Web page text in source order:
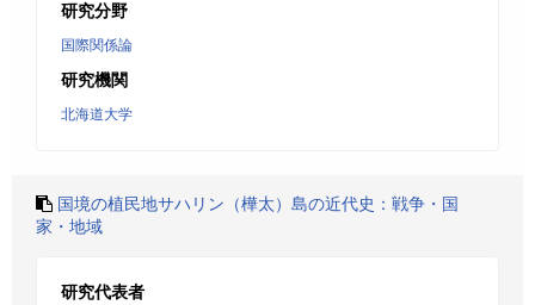
研究分野
国際関係論
研究機関
北海道大学
国境の植民地サハリン（樺太）島の近代史：戦争・国
家・地域
研究代表者